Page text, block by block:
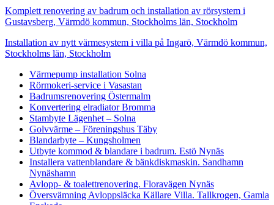
Komplett renovering av badrum och installation av rörsystem i
Gustavsberg, Värmdö kommun, Stockholms län, Stockholm
Installation av nytt värmesystem i villa på Ingarö, Värmdö kommun,
Stockholms län, Stockholm
Värmepump installation Solna
Rörmokeri-service i Vasastan
Badrumsrenovering Östermalm
Konvertering elradiator Bromma
Stambyte Lägenhet – Solna
Golvvärme – Föreningshus Täby
Blandarbyte – Kungsholmen
Utbyte kommod & blandare i badrum. Estö Nynäs
Installera vattenblandare & bänkdiskmaskin. Sandhamn
Nynäshamn
Avlopp- & toalettrenovering. Floravägen Nynäs
Översvämning Avloppsläcka Källare Villa. Tallkrogen, Gamla